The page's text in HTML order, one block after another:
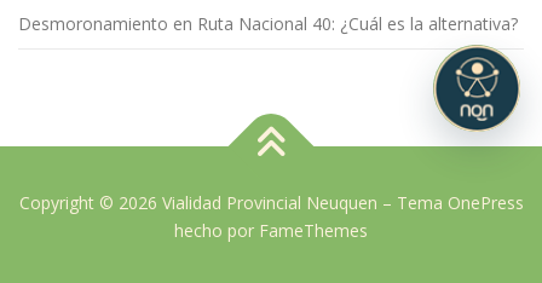
Desmoronamiento en Ruta Nacional 40: ¿Cuál es la alternativa?
Copyright © 2026 Vialidad Provincial Neuquen – Tema OnePress
hecho por FameThemes